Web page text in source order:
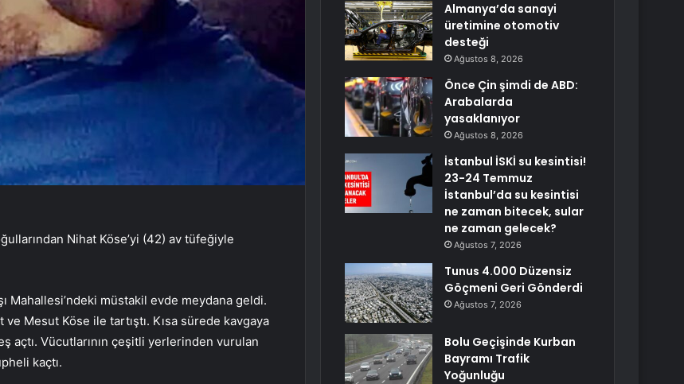
Nihat Köse’yi (42) av tüfeğiyle
Mahallesi’ndeki müstakil evde meydana geldi.
Mesut Köse ile tartıştı. Kısa sürede kavgaya
açtı. Vücutlarının çeşitli yerlerinden vurulan
kaçtı.
Almanya’da sanayi
üretimine otomotiv
desteği
Ağustos 8, 2026
Önce Çin şimdi de ABD:
Arabalarda
yasaklanıyor
Ağustos 8, 2026
İstanbul İSKİ su kesintisi!
23-24 Temmuz
İstanbul’da su kesintisi
ne zaman bitecek, sular
ne zaman gelecek?
Ağustos 7, 2026
Tunus 4.000 Düzensiz
Göçmeni Geri Gönderdi
Ağustos 7, 2026
Bolu Geçişinde Kurban
Bayramı Trafik
Yoğunluğu